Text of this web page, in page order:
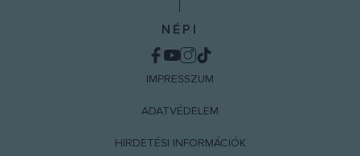
NÉPI
IMPRESSZUM
ADATVÉDELEM
HIRDETÉSI INFORMÁCIÓK